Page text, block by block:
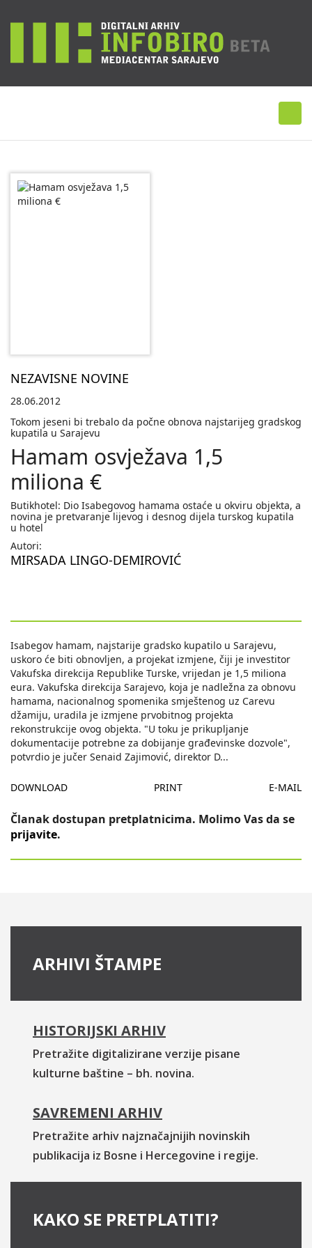
NEZAVISNE NOVINE
28.06.2012
Tokom jeseni bi trebalo da počne obnova najstarijeg gradskog
kupatila u Sarajevu
Hamam osvježava 1,5
miliona €
Butikhotel: Dio Isabegovog hamama ostaće u okviru objekta, a
novina je pretvaranje lijevog i desnog dijela turskog kupatila
u hotel
Autori:
MIRSADA LINGO-DEMIROVIĆ
Isabegov hamam, najstarije gradsko kupatilo u Sarajevu,
uskoro će biti obnovljen, a projekat izmjene, čiji je investitor
Vakufska direkcija Republike Turske, vrijedan je 1,5 miliona
eura. Vakufska direkcija Sarajevo, koja je nadležna za obnovu
hamama, nacionalnog spomenika smještenog uz Carevu
džamiju, uradila je izmjene prvobitnog projekta
rekonstrukcije ovog objekta. "U toku je prikupljanje
dokumentacije potrebne za dobijanje građevinske dozvole",
potvrdio je jučer Senaid Zajimović, direktor D...
DOWNLOAD PRINT E-MAIL
Članak dostupan pretplatnicima. Molimo Vas da se
prijavite.
ARHIVI ŠTAMPE
HISTORIJSKI ARHIV
Pretražite digitalizirane verzije pisane
kulturne baštine – bh. novina.
SAVREMENI ARHIV
Pretražite arhiv najznačajnijih novinskih
publikacija iz Bosne i Hercegovine i regije.
KAKO SE PRETPLATITI?